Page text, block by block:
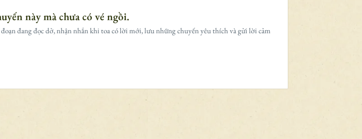
này mà chưa có vé ngồi.
đang đọc dở, nhận nhắn khi toa có lời mới, lưu những chuyến yêu thích và gửi lời cảm